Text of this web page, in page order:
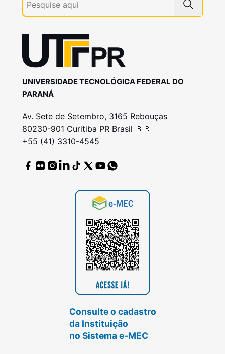
UNIVERSIDADE TECNOLÓGICA FEDERAL DO
PARANÁ
Av. Sete de Setembro, 3165 Rebouças
80230-901 Curitiba PR Brasil 🇧🇷
+55 (41) 3310-4545
Consulte o cadastro
da Instituição
no Sistema e-MEC